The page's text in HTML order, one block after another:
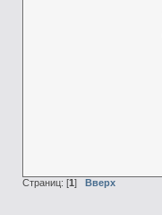
Страниц: [1] Вверх